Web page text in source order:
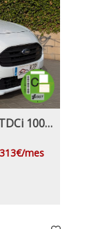
Ford Transit Connect Kombi 1.5 TDCi 100Cv Trend 230 L2 5 Puertas
mes